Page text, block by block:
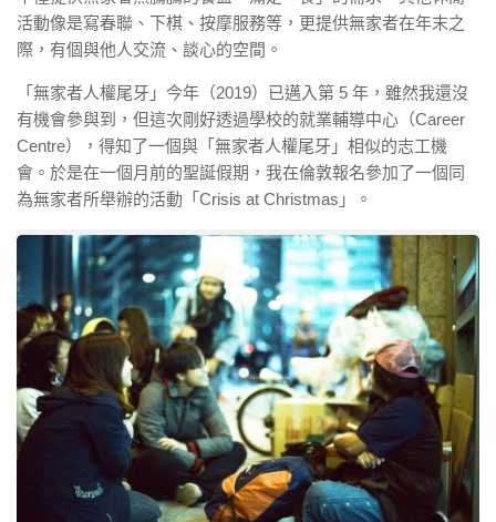
活動像是寫春聯、下棋、按摩服務等，更提供無家者在年末之
際，有個與他人交流、談心的空間。
「無家者人權尾牙」今年（2019）已邁入第 5 年，雖然我還沒
有機會參與到，但這次剛好透過學校的就業輔導中心（Career
Centre），得知了一個與「無家者人權尾牙」相似的志工機
會。於是在一個月前的聖誕假期，我在倫敦報名參加了一個同
為無家者所舉辦的活動「Crisis at Christmas」。